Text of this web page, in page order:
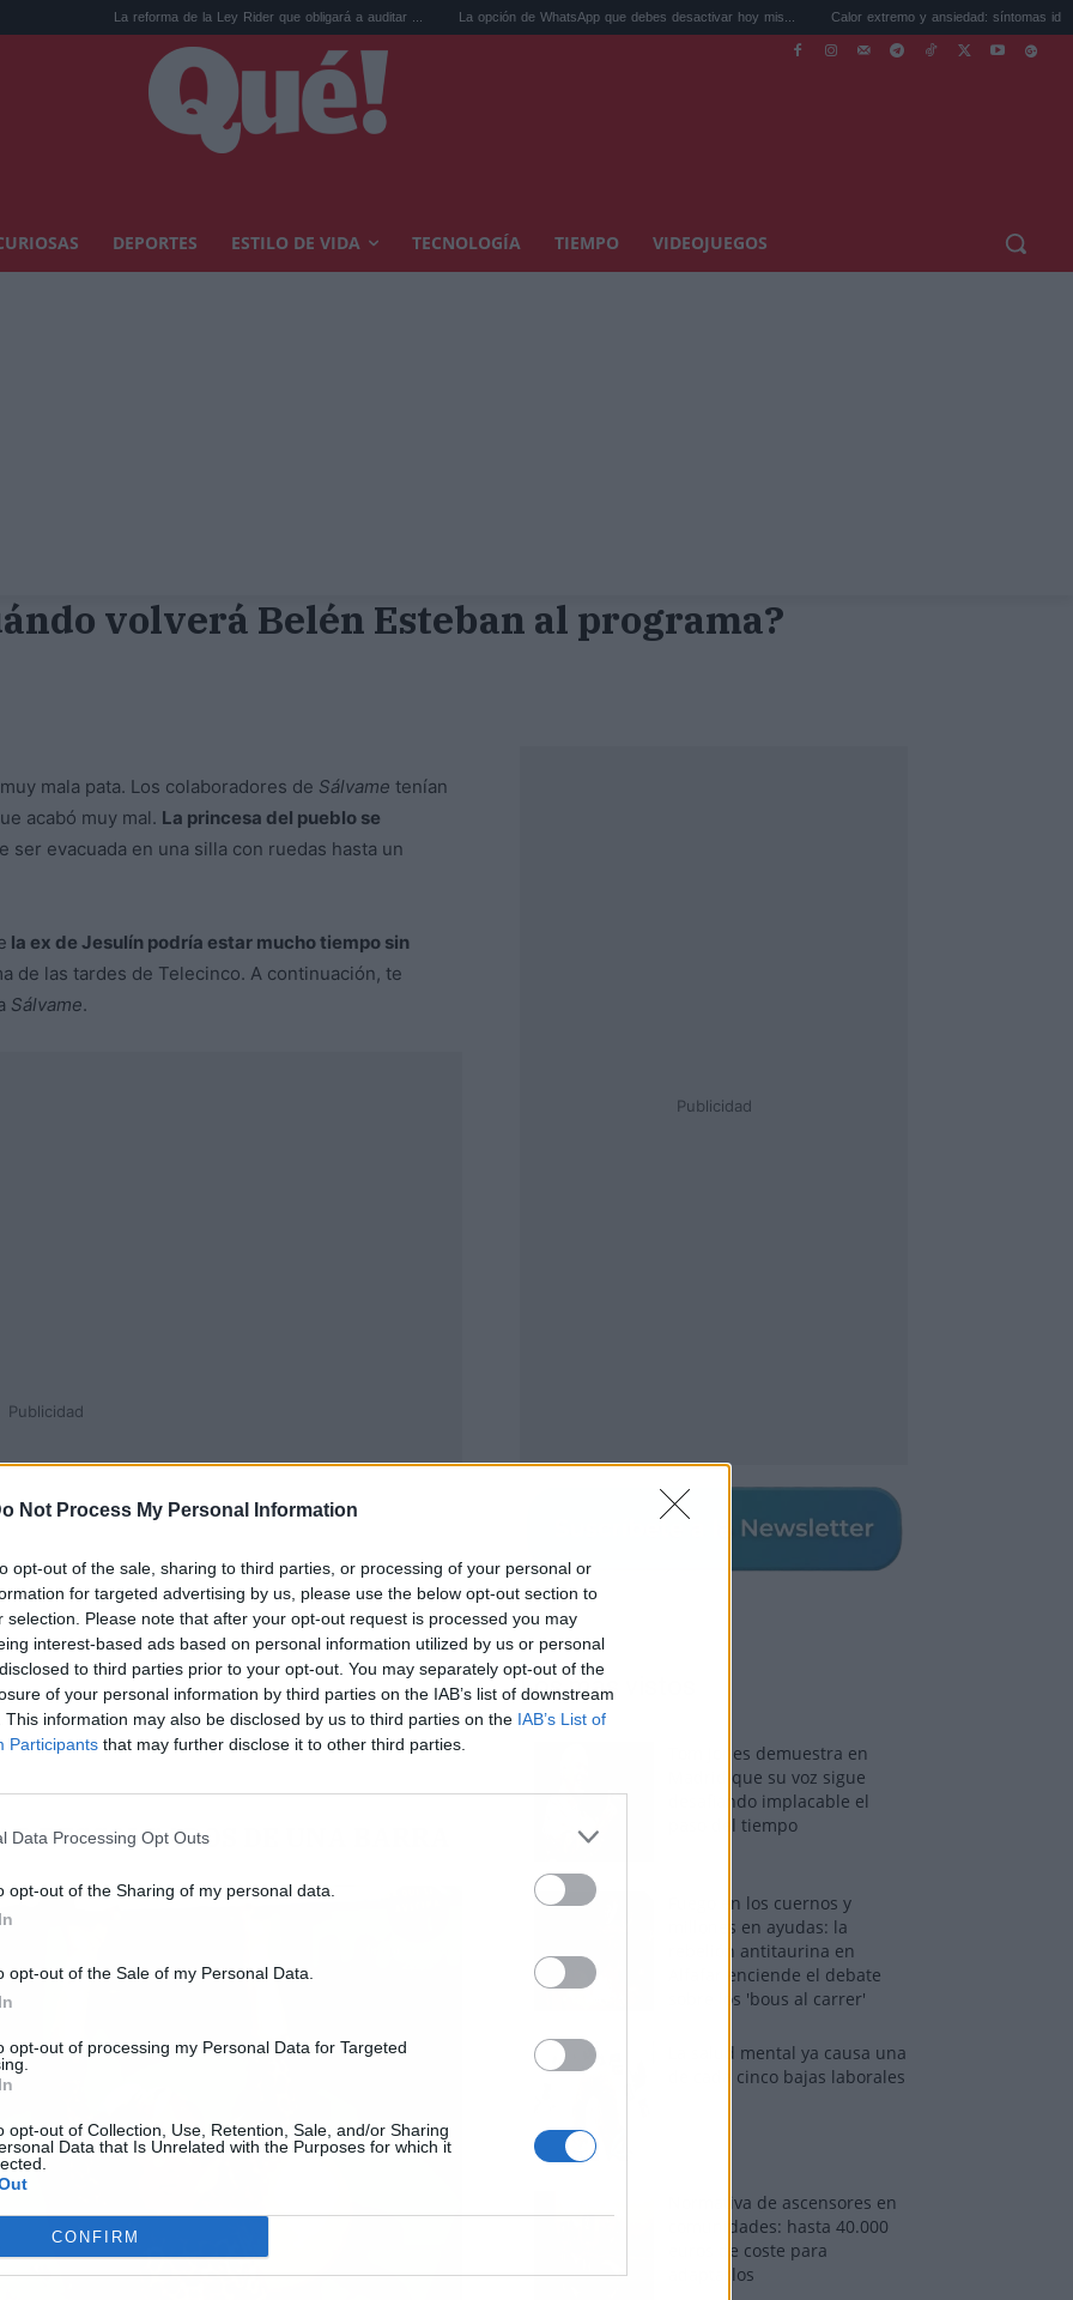
Not Process My Personal Information
opt-out of the sale, sharing to third parties, or processing of your personal or
for targeted advertising by us, please use the below opt-out section to
selection. Please note that after your opt-out request is processed you may
interest-based ads based on personal information utilized by us or personal
to third parties prior to your opt-out. You may separately opt-out of the
of your personal information by third parties on the IAB’s list of downstream
This information may also be disclosed by us to third parties on the IAB’s List of
Participants that may further disclose it to other third parties.
Data Processing Opt Outs
opt-out of the Sharing of my personal data.
opt-out of the Sale of my Personal Data.
opt-out of processing my Personal Data for Targeted
opt-out of Collection, Use, Retention, Sale, and/or Sharing
Data that Is Unrelated with the Purposes for which it
CONFIRM
La reforma de la Ley Rider que obligará a auditar ... La opción de WhatsApp que debes desactivar hoy mis... Calor extremo y ansiedad: síntomas idénticos que a...
DEPORTES ESTILO DE VIDA TECNOLOGÍA TIEMPO VIDEOJUEGOS
volverá Belén Esteban al programa?
mala pata. Los colaboradores de Sálvame tenían
acabó muy mal. La princesa del pueblo se
ser evacuada en una silla con ruedas hasta un
la ex de Jesulín podría estar mucho tiempo sin
de las tardes de Telecinco. A continuación, te
Sálvame.
Publicidad
RESCOLGADOS DE UNA BARRA
Publicidad
Los más vistos
Tom Jones demuestra en
Madrid que su voz sigue
desafiando implacable el
paso del tiempo
Fuego en los cuernos y
millones en ayudas: la
rebelión antitaurina en
Alfafar enciende el debate
sobre los 'bous al carrer'
La salud mental ya causa una
de cada cinco bajas laborales
Normativa de ascensores en
comunidades: hasta 40.000
euros de coste para
adaptarlos